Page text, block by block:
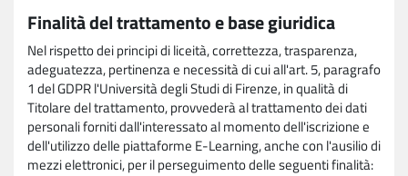
Finalità del trattamento e base giuridica
Nel rispetto dei principi di liceità, correttezza, trasparenza,
adeguatezza, pertinenza e necessità di cui all'art. 5, paragrafo
1 del GDPR l'Università degli Studi di Firenze, in qualità di
Titolare del trattamento, provvederà al trattamento dei dati
personali forniti dall'interessato al momento dell'iscrizione e
dell'utilizzo delle piattaforme E-Learning, anche con l'ausilio di
mezzi elettronici, per il perseguimento delle seguenti finalità: